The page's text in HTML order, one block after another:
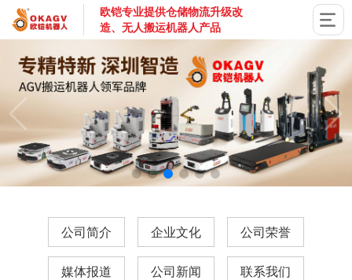
欧铠专业提供仓储物流升级改
造、无人搬运机器人产品
公司简介 企业文化 公司荣誉
媒体报道 公司新闻 联系我们